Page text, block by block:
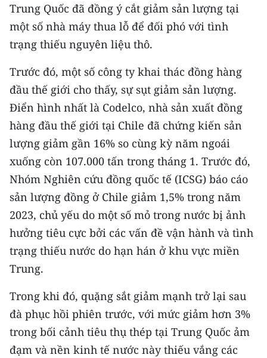
Trung Quốc đã đồng ý cắt giảm sản lượng tại
một số nhà máy thua lỗ để đối phó với tình
trạng thiếu nguyên liệu thô.
Trước đó, một số công ty khai thác đồng hàng
đầu thế giới cho thấy, sự sụt giảm sản lượng.
Điển hình nhất là Codelco, nhà sản xuất đồng
hàng đầu thế giới tại Chile đã chứng kiến sản
lượng giảm gần 16% so cùng kỳ năm ngoái
xuống còn 107.000 tấn trong tháng 1. Trước đó,
Nhóm Nghiên cứu đồng quốc tế (ICSG) báo cáo
sản lượng đồng ở Chile giảm 1,5% trong năm
2023, chủ yếu do một số mỏ trong nước bị ảnh
hưởng tiêu cực bởi các vấn đề vận hành và tình
trạng thiếu nước do hạn hán ở khu vực miền
Trung.
Trong khi đó, quặng sắt giảm mạnh trở lại sau
đà phục hồi phiên trước, với mức giảm hơn 3%
trong bối cảnh tiêu thụ thép tại Trung Quốc ảm
đạm và nền kinh tế nước này thiếu vắng các